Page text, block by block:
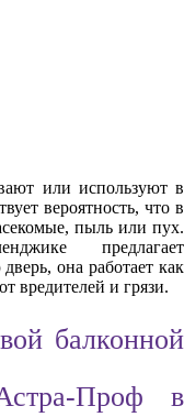
или используют в
вероятность, что в
пыль или пух.
предлагает
она работает как
вредителей и грязи.
балконной
Проф в